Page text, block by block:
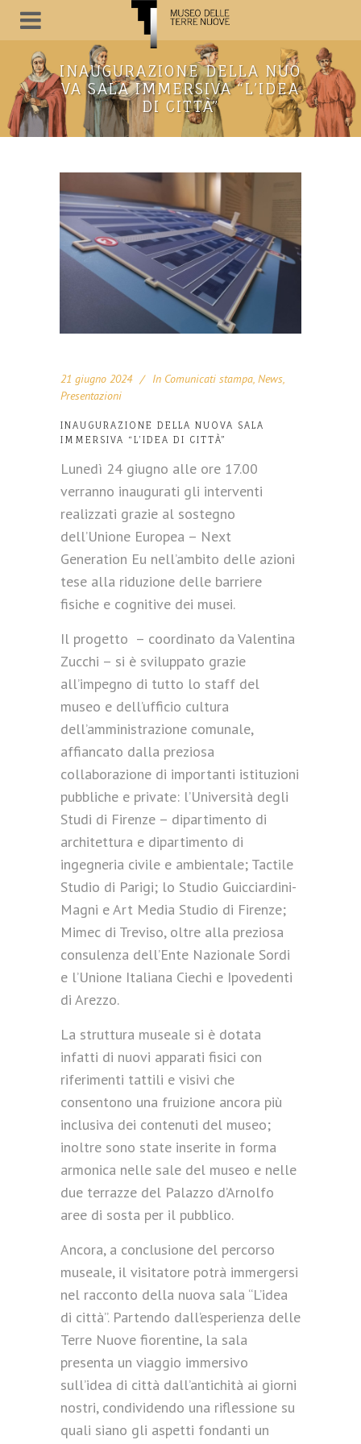
INAUGURAZIONE DELLA NUO
VA SALA IMMERSIVA “L’IDEA
DI CITTÀ”
21 giugno 2024 In Comunicati stampa, News,
Presentazioni
INAUGURAZIONE DELLA NUOVA SALA
IMMERSIVA “L’IDEA DI CITTÀ”
Lunedì 24 giugno alle ore 17.00
verranno inaugurati gli interventi
realizzati grazie al sostegno
dell’Unione Europea – Next
Generation Eu nell’ambito delle azioni
tese alla riduzione delle barriere
fisiche e cognitive dei musei.
Il progetto – coordinato da Valentina
Zucchi – si è sviluppato grazie
all’impegno di tutto lo staff del
museo e dell’ufficio cultura
dell’amministrazione comunale,
affiancato dalla preziosa
collaborazione di importanti istituzioni
pubbliche e private: l’Università degli
Studi di Firenze – dipartimento di
architettura e dipartimento di
ingegneria civile e ambientale; Tactile
Studio di Parigi; lo Studio Guicciardini-
Magni e Art Media Studio di Firenze;
Mimec di Treviso, oltre alla preziosa
consulenza dell’Ente Nazionale Sordi
e l’Unione Italiana Ciechi e Ipovedenti
di Arezzo.
La struttura museale si è dotata
infatti di nuovi apparati fisici con
riferimenti tattili e visivi che
consentono una fruizione ancora più
inclusiva dei contenuti del museo;
inoltre sono state inserite in forma
armonica nelle sale del museo e nelle
due terrazze del Palazzo d’Arnolfo
aree di sosta per il pubblico.
Ancora, a conclusione del percorso
museale, il visitatore potrà immergersi
nel racconto della nuova sala “L’idea
di città”. Partendo dall’esperienza delle
Terre Nuove fiorentine, la sala
presenta un viaggio immersivo
sull’idea di città dall’antichità ai giorni
nostri, condividendo una riflessione su
quali siano gli aspetti fondanti un